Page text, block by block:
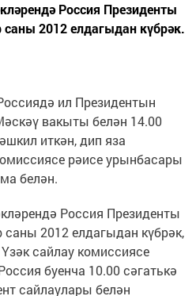
Россия Президенты
2012 елдагыдан күбрәк.
ил Президентын
вакыты белән 14.00
иткән, дип яза
рәисе урынбасары
белән.
Россия Президенты
2012 елдагыдан күбрәк,
сайлау комиссиясе
буенча 10.00 сәгатькә
сайлаулары белән